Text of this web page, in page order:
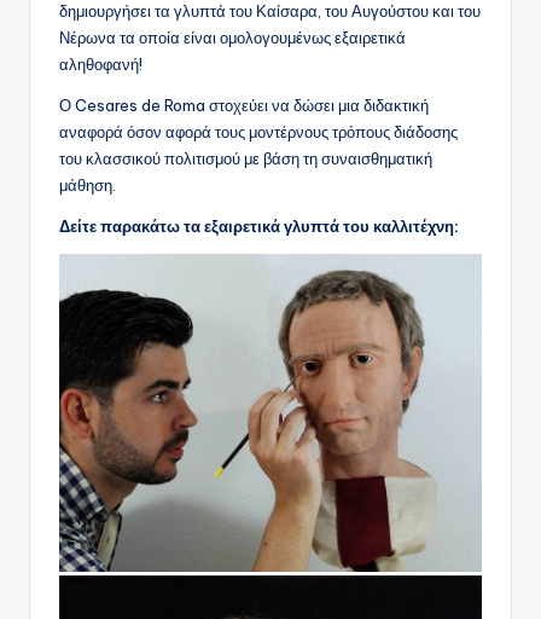
δημιουργήσει τα γλυπτά του Καίσαρα, του Αυγούστου και του
Νέρωνα τα οποία είναι ομολογουμένως εξαιρετικά
αληθοφανή!
Ο Cesares de Roma στοχεύει να δώσει μια διδακτική
αναφορά όσον αφορά τους μοντέρνους τρόπους διάδοσης
του κλασσικού πολιτισμού με βάση τη συναισθηματική
μάθηση.
Δείτε παρακάτω τα εξαιρετικά γλυπτά του καλλιτέχνη: